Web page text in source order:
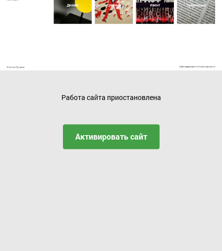
Работа сайта приостановлена
Активировать сайт